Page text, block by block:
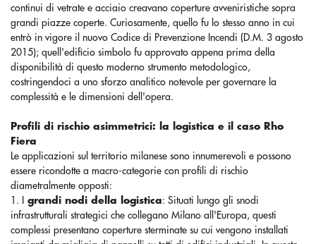
continui di vetrate e acciaio creavano coperture avveniristiche sopra
grandi piazze coperte. Curiosamente, quello fu lo stesso anno in cui
entrò in vigore il nuovo Codice di Prevenzione Incendi (D.M. 3 agosto
2015); quell'edificio simbolo fu approvato appena prima della
disponibilità di questo moderno strumento metodologico,
costringendoci a uno sforzo analitico notevole per governare la
complessità e le dimensioni dell'opera.
Profili di rischio asimmetrici: la logistica e il caso Rho
Fiera
Le applicazioni sul territorio milanese sono innumerevoli e possono
essere ricondotte a macro-categorie con profili di rischio
diametralmente opposti:
1. I
grandi nodi della logistica: Situati lungo gli snodi
infrastrutturali strategici che collegano Milano all'Europa, questi
complessi presentano coperture sterminate su cui vengono installati